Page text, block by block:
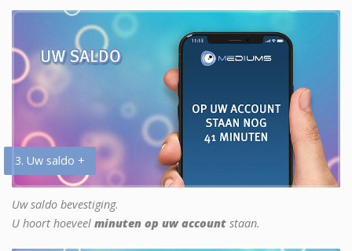
3. Uw saldo +
Uw saldo bevestiging.
U hoort hoeveel minuten op uw account staan.